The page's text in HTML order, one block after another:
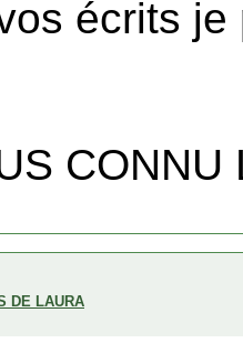
écrits
CONNU
DE LAURA